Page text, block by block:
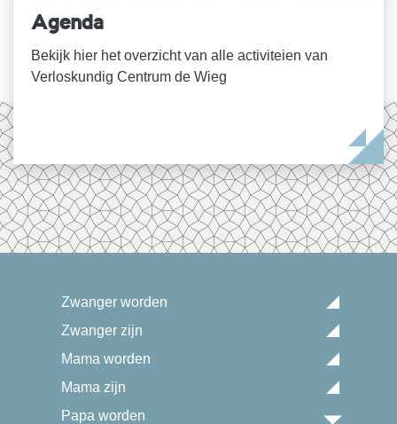
Agenda
Bekijk hier het overzicht van alle activiteien van
Verloskundig Centrum de Wieg
Zwanger worden
Zwanger zijn
Mama worden
Mama zijn
Papa worden